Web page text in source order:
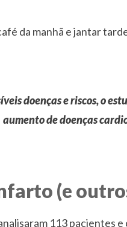
da manhã e jantar
doenças e riscos, o
aumento de doenças
(e
113 pacientes